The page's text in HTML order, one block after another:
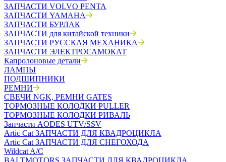
ЗАПЧАСТИ VOLVO PENTA
ЗАПЧАСТИ YAMAHA
ЗАПЧАСТИ БУРЛАК
ЗАПЧАСТИ для китайской техники
ЗАПЧАСТИ РУССКАЯ МЕХАНИКА
ЗАПЧАСТИ ЭЛЕКТРОСАМОКАТ
Капролоновые детали
ЛАМПЫ
ПОДШИПНИКИ
РЕМНИ
СВЕЧИ NGK, РЕМНИ GATES
ТОРМОЗНЫЕ КОЛОДКИ PULLER
ТОРМОЗНЫЕ КОЛОДКИ РИВАЛЬ
Запчасти AODES UTV/SSV
Artic Cat ЗАПЧАСТИ ДЛЯ КВАДРОЦИКЛА
Artic Cat ЗАПЧАСТИ ДЛЯ СНЕГОХОДА
Wildcat A/C
BALTMOTORS ЗАПЧАСТИ ДЛЯ КВАДРОЦИКЛА